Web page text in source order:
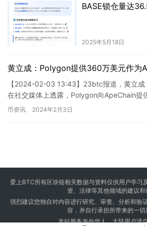
BASE锁仓量达
2025年5月18日
黄立成：Polygon提供360万美元作为
【2024-02-03 13:43】23btc报道，黄立成
在社交媒体上透露，Polygon向ApeChain提
经营权，而…
币资讯 2024年2月3日
爱上BTC所有区块链相关数据与资料仅供用户学习
资、法律等其他领域的建议和
强烈建议您独自对内容进行研究、审查、分析和验
容，并自行承担所带来的一切
本站服务海外华人，大陆用户请